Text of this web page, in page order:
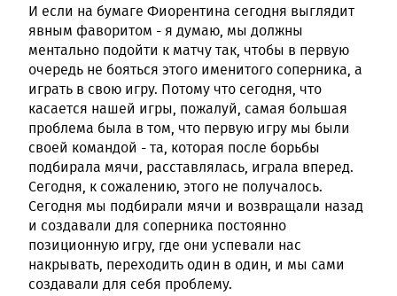
И если на бумаге Фиорентина сегодня выглядит
явным фаворитом - я думаю, мы должны
ментально подойти к матчу так, чтобы в первую
очередь не бояться этого именитого соперника, а
играть в свою игру. Потому что сегодня, что
касается нашей игры, пожалуй, самая большая
проблема была в том, что первую игру мы были
своей командой - та, которая после борьбы
подбирала мячи, расставлялась, играла вперед.
Сегодня, к сожалению, этого не получалось.
Сегодня мы подбирали мячи и возвращали назад
и создавали для соперника постоянно
позиционную игру, где они успевали нас
накрывать, переходить один в один, и мы сами
создавали для себя проблему.